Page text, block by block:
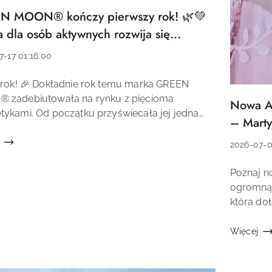
MOON® kończy pierwszy rok! 🌿💚
dla osób aktywnych rozwija się
dnia
17 01:16:00
🎉 Dokładnie rok temu marka GREEN
zadebiutowała na rynku z pięcioma
Od początku przyświecała jej jedna
inspirowanych naturą, przeznaczonych dla
Tytuł
artykułu:
Nowa
–
Data
2026-07-
Treść
artykułu:
Poznaj
która
dzieci,
Więcej